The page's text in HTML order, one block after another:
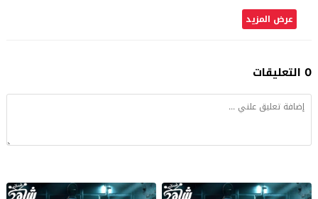
عرض المزيد
0 التعليقات